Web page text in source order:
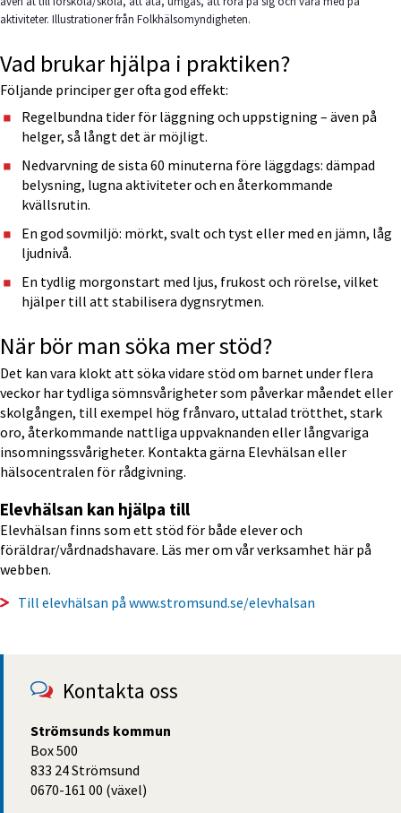
aktiviteter. Illustrationer från Folkhälsomyndigheten.
Vad brukar hjälpa i praktiken?
Följande principer ger ofta god effekt:
Regelbundna tider för läggning och uppstigning – även på
helger, så långt det är möjligt.
Nedvarvning de sista 60 minuterna före läggdags: dämpad
belysning, lugna aktiviteter och en återkommande
kvällsrutin.
En god sovmiljö: mörkt, svalt och tyst eller med en jämn, låg
ljudnivå.
En tydlig morgonstart med ljus, frukost och rörelse, vilket
hjälper till att stabilisera dygnsrytmen.
När bör man söka mer stöd?
Det kan vara klokt att söka vidare stöd om barnet under flera
veckor har tydliga sömnsvårigheter som påverkar måendet eller
skolgången, till exempel hög frånvaro, uttalad trötthet, stark
oro, återkommande nattliga uppvaknanden eller långvariga
insomningssvårigheter. Kontakta gärna Elevhälsan eller
hälsocentralen för rådgivning.
Elevhälsan kan hjälpa till
Elevhälsan finns som ett stöd för både elever och
föräldrar/vårdnadshavare. Läs mer om vår verksamhet här på
webben.
Till elevhälsan på www.stromsund.se/elevhalsan
Kontakta oss
Strömsunds kommun
Box 500
833 24 Strömsund
0670-161 00 (växel)